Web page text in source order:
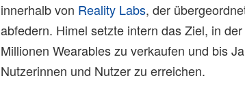
innerhalb von Reality Labs, der
abfedern. Himel setzte intern das Ziel, in
Millionen Wearables zu verkaufen und bis
Nutzerinnen und Nutzer zu erreichen.